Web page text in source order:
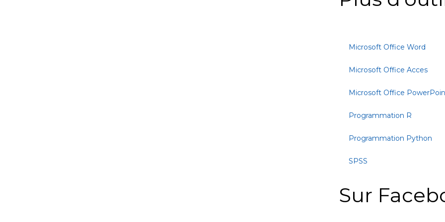
Microsoft Office Word
Microsoft Office Acces
Microsoft Office
Programmation R
Programmation Python
SPSS
Sur